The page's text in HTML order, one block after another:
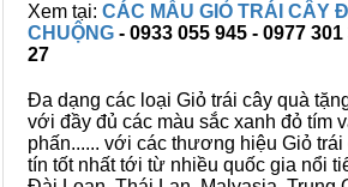
Xem tại: CÁC MẪU GIỎ TRÁI CÂY
CHUỘNG - 0933 055 945 - 0977
27
Đa dạng các loại Giỏ trái cây quà
với đầy đủ các màu sắc xanh đỏ tím
phấn...... với các thương hiệu Giỏ
tín tốt nhất tới từ nhiều quốc gia nổi